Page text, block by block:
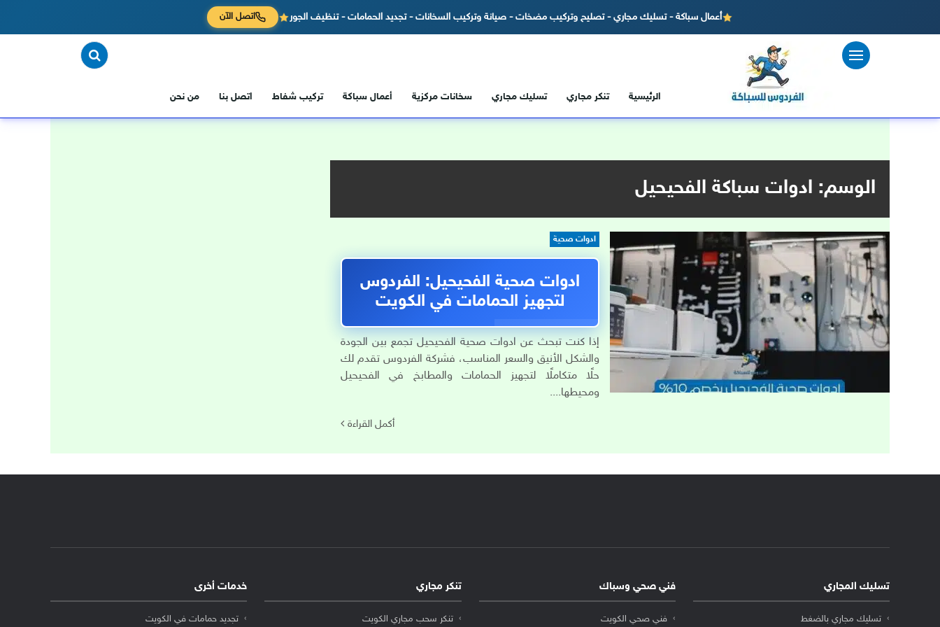
أعمال سباكة - تسليك مجاري - تصليح وتركيب مضخات - صيانة وتركيب السخانات - تجديد الحمامات - تنظيف الجور اتصل الآن
الرئيسية تنكر مجاري تسليك مجاري سخانات مركزية أعمال سباكة تركيب شفاط اتصل بنا من نحن
الوسم: ادوات سباكة الفحيحيل
ادوات صحية
ادوات صحية الفحيحيل: الفردوس
لتجهيز الحمامات في الكويت
إذا كنت تبحث عن ادوات صحية الفحيحيل تجمع بين الجودة
والشكل الأنيق والسعر المناسب، فشركة الفردوس تقدم لك
حلًا متكاملًا لتجهيز الحمامات والمطابخ في الفحيحيل
ومحيطها....
أكمل القراءة
تسليك المجاري
تسليك مجاري بالضغط
فني صحي وسباك
فني صحي الكويت
تنكر مجاري
تنكر سحب مجاري الكويت
خدمات أخرى
تجديد حمامات في الكويت